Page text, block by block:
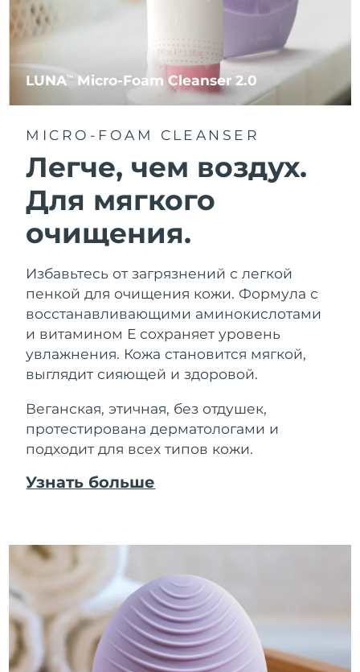
LUNATM Micro-Foam Cleanser 2.0
MICRO-FOAM CLEANSER
Легче, чем воздух.
Для мягкого
очищения.
Избавьтесь от загрязнений с легкой
пенкой для очищения кожи. Формула с
восстанавливающими аминокислотами
и витамином Е сохраняет уровень
увлажнения. Кожа становится мягкой,
выглядит сияющей и здоровой.
Веганская, этичная, без отдушек,
протестирована дерматологами и
подходит для всех типов кожи.
Узнать больше